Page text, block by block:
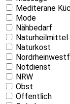
Mediterane
Mode
Nähbedarf
Naturheilmittel
Naturkost
Notdienst
NRW
Obst
Öffentlich